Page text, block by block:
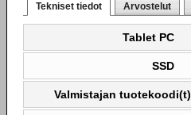
Tekniset tiedot Arvostelut
Tablet PC
SSD
Valmistajan tuotekoodi(t)